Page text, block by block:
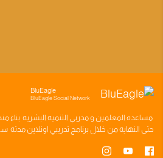
BluEagle
BluEagle Social Network
مساعده المعلمين ومدربي التنميه البشريه بناء
حتى النهايه من خلال برنامج تدريبي اونلاين مدته